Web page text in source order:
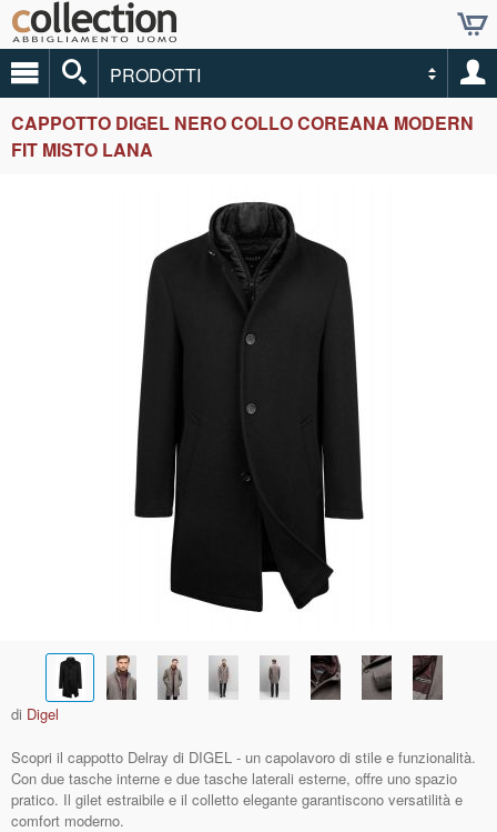
PRODOTTI
CAPPOTTO DIGEL NERO COLLO COREANA MODERN
FIT MISTO LANA
di Digel
Scopri il cappotto Delray di DIGEL - un capolavoro di stile e funzionalità.
Con due tasche interne e due tasche laterali esterne, offre uno spazio
pratico. Il gilet estraibile e il colletto elegante garantiscono versatilità e
comfort moderno.